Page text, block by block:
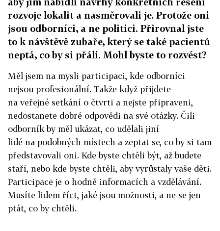
rozvoje lokalit a nasměrovali je. Protože oni
jsou odborníci, a ne politici. Přirovnal jste
to k návštěvě zubaře, který se také pacientů
neptá, co by si přáli. Mohl byste to rozvést?
Měl jsem na mysli participaci, kde odborníci
nejsou profesionální. Takže když přijdete
na veřejné setkání o čtvrti a nejste připraveni,
nedostanete dobré odpovědi na své otázky. Čili
odborník by měl ukázat, co udělali jiní
lidé na podobných místech a zeptat se, co by si tam
představovali oni. Kde byste chtěli být, až budete
staří, nebo kde byste chtěli, aby vyrůstaly vaše děti.
Participace je o hodně informacích a vzdělávání.
Musíte lidem říct, jaké jsou možnosti, a ne se jen
ptát, co by chtěli.